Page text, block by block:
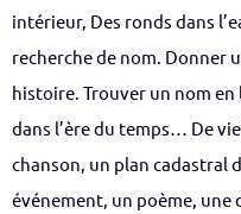
intérieur, Des ronds dans
recherche de nom. Donner
histoire. Trouver un nom
dans l’ère du temps… De
chanson, un plan cadastral
événement, un poème,